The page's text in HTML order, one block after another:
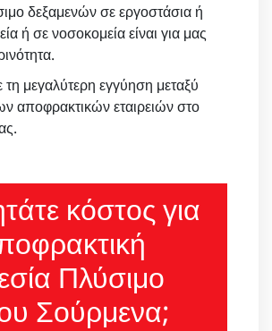
δεξαμενών σε εργοστάσια ή
ή σε νοσοκομεία είναι για μας
τη μεγαλύτερη εγγύηση μεταξύ
αποφρακτικών εταιρειών στο
κόστος για
Πλύσιμο
Σούρμενα;